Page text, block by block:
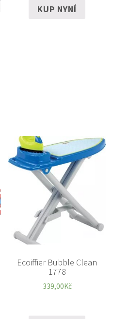
KUP NYNÍ
Ecoiffier Bubble Clean
1778
339,00Kč